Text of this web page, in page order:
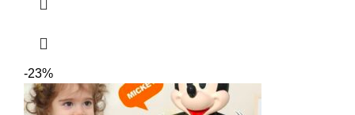
-23%